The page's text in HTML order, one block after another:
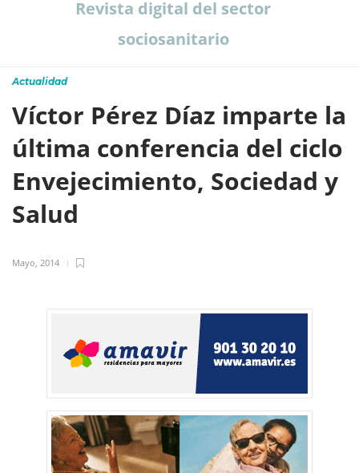
Revista digital del sector
sociosanitario
Actualidad
Víctor Pérez Díaz imparte la
última conferencia del ciclo
Envejecimiento, Sociedad y
Salud
Mayo, 2014